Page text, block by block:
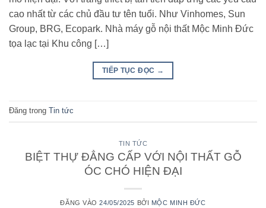
cao nhất từ các chủ đầu tư tên tuổi. Như Vinhomes, Sun
Group, BRG, Ecopark. Nhà máy gỗ nội thất Mộc Minh Đức
tọa lạc tại Khu công […]
TIẾP TỤC ĐỌC →
Đăng trong Tin tức
TIN TỨC
BIỆT THỰ ĐẲNG CẤP VỚI NỘI THẤT GỖ
ÓC CHÓ HIỆN ĐẠI
ĐĂNG VÀO24/05/2025 BỞI MỘC MINH ĐỨC